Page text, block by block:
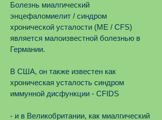
Болезнь миалгический
энцефаломиелит / синдром
хронической усталости (ME / CFS)
является малоизвестной болезнью в
Германии.
В США, он также известен как
хроническая усталость синдром
иммунной дисфункции - CFIDS
- и в Великобритании, как миалгический